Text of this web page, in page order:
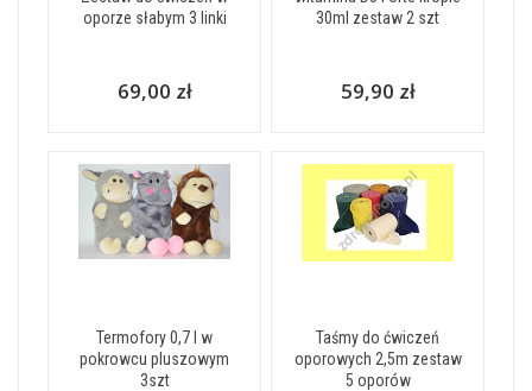
oporze słabym 3 linki
69,00 zł
30ml zestaw 2 szt
59,90 zł
Termofory 0,7 l w
pokrowcu pluszowym
3szt
Taśmy do ćwiczeń
oporowych 2,5m zestaw
5 oporów